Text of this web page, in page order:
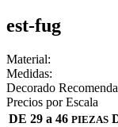
est-fug
Material:
Medidas:
Decorado
Precios por Escala
DE 29 a 46 PIEZAS